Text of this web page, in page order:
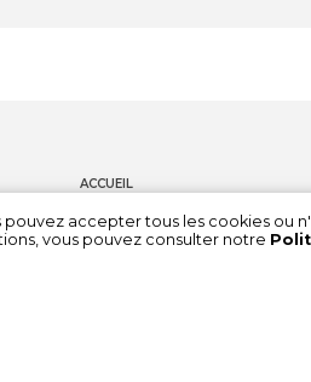
ACCUEIL
DOCUMENTATION
pouvez accepter tous les cookies ou
vous pouvez consulter notre